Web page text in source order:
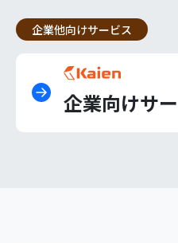
企業他向けサービス
企業向けサ